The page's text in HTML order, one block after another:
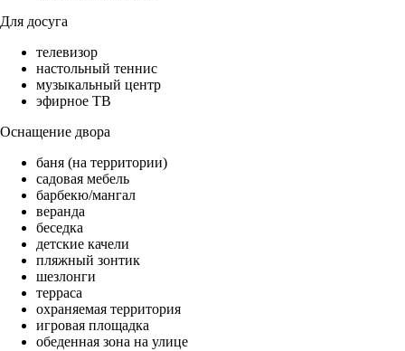
Для досуга
телевизор
настольный теннис
музыкальный центр
эфирное ТВ
Оснащение двора
баня (на территории)
садовая мебель
барбекю/мангал
веранда
беседка
детские качели
пляжный зонтик
шезлонги
терраса
охраняемая территория
игровая площадка
обеденная зона на улице